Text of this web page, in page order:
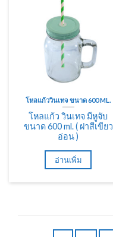
โหลแก้ววินเทจ ขนาด 600 ML.
โหลแก้ว วินเทจ มีหูจับ
ขนาด 600 ml. ( ฝาสีเขียว
อ่อน )
อ่านเพิ่ม